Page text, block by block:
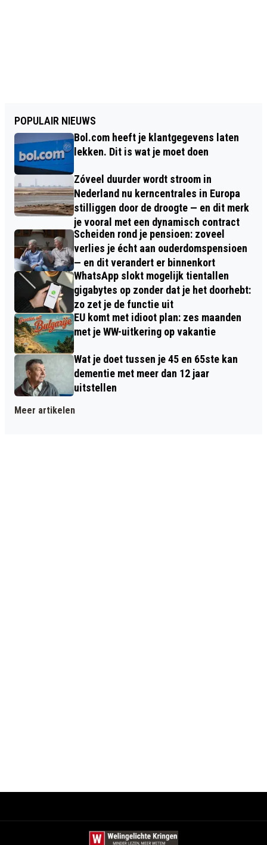
POPULAIR NIEUWS
Bol.com heeft je klantgegevens laten
lekken. Dit is wat je moet doen
Zóveel duurder wordt stroom in
Nederland nu kerncentrales in Europa
stilliggen door de droogte — en dit merk
je vooral met een dynamisch contract
Scheiden rond je pensioen: zoveel
verlies je écht aan ouderdomspensioen
— en dit verandert er binnenkort
WhatsApp slokt mogelijk tientallen
gigabytes op zonder dat je het doorhebt:
zo zet je de functie uit
EU komt met idioot plan: zes maanden
met je WW-uitkering op vakantie
Wat je doet tussen je 45 en 65ste kan
dementie met meer dan 12 jaar
uitstellen
Meer artikelen